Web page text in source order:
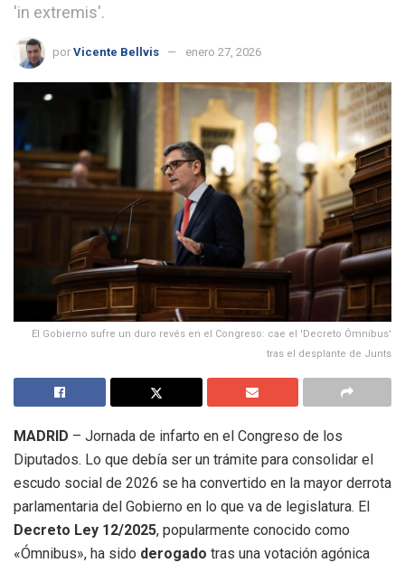
'in extremis'.
por Vicente Bellvis enero 27, 2026
El Gobierno sufre un duro revés en el Congreso: cae el 'Decreto Ómnibus'
tras el desplante de Junts
MADRID – Jornada de infarto en el Congreso de los
Diputados. Lo que debía ser un trámite para consolidar el
escudo social de 2026 se ha convertido en la mayor derrota
parlamentaria del Gobierno en lo que va de legislatura. El
Decreto Ley 12/2025, popularmente conocido como
«Ómnibus», ha sido derogado tras una votación agónica